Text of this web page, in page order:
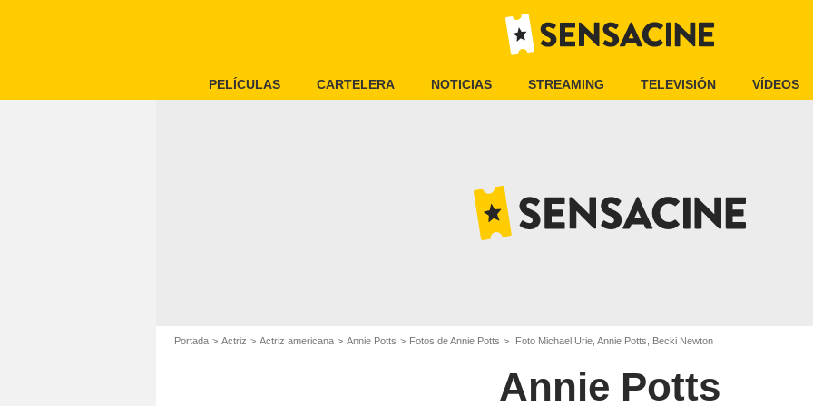
PELÍCULAS CARTELERA NOTICIAS STREAMING TELEVISIÓN VÍDEOS
Portada Actriz Actriz americana Annie Potts Fotos de Annie Potts Foto Michael Urie, Annie Potts, Becki Newton
Annie Potts